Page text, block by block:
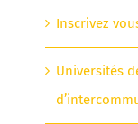
Inscrivez
Universités